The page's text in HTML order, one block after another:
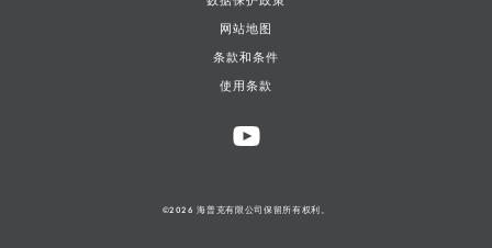
网站地图
条款和条件
使用条款
©2026 海普克有限公司保留所有权利。